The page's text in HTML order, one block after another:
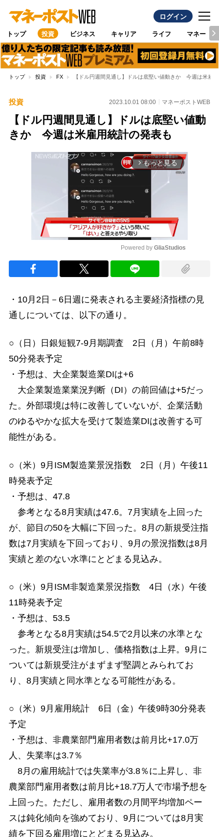
ログイン
トップ 投資 ビジネス キャリア ライフ マネー
トップ 投資 FX 【ドル円週間見通し】ドルは底堅い値動きか 今週は米雇
投資 2023.10.01 08:00 マネーポストWEB
【ドル円週間見通し】ドルは底堅い値動
きか 今週は米雇用統計の発表も
arrow_forward_ios もっと見る
Powered by GliaStudios
・10月2日－6日週に発表される主要経済指標の見
通しについては、以下の通り。
○（日）日銀短観7-9月期調査 2日（月）午前8時
50分発表予定
・予想は、大企業製造業DIは+6
大企業製造業業況判断（DI）の前回値は+5だっ
た。外部環境は特に改善していないが、企業活動
のゆるやかな拡大を受けて製造業DIは改善する可
能性がある。
○（米）9月ISM製造業景況指数 2日（月）午後11
時発表予定
・予想は、47.8
参考となる8月実績は47.6。7月実績を上回った
が、節目の50を大幅に下回った。8月の新規受注指
数は7月実績を下回っており、9月の景況指数は8月
実績と差のない水準にとどまる見込み。
○（米）9月ISM非製造業景況指数 4日（水）午後
11時発表予定
・予想は、53.5
参考となる8月実績は54.5で2月以来の水準とな
った。新規受注は増加し、価格指数は上昇。9月に
ついては新規受注がまずまず堅調とみられてお
り、8月実績と同水準となる可能性がある。
○（米）9月雇用統計 6日（金）午後9時30分発表
予定
・予想は、非農業部門雇用者数は前月比+17.0万
人、失業率は3.7％
8月の雇用統計では失業率が3.8％に上昇し、非
農業部門雇用者数は前月比+18.7万人で市場予想を
上回った。ただし、雇用者数の月間平均増加ペー
スは鈍化傾向を強めており、9月については8月実
績を下回る雇用増にとどまる見込み。